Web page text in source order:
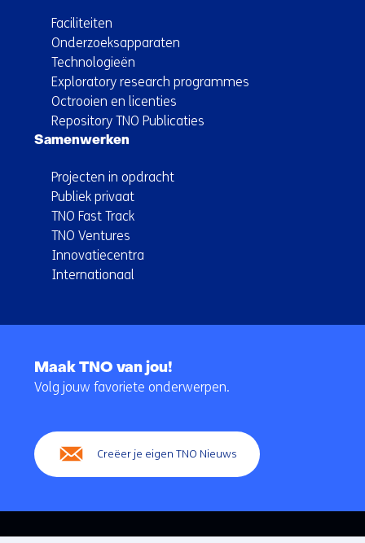
Faciliteiten
Onderzoeksapparaten
Technologieën
Exploratory research programmes
Octrooien en licenties
Repository TNO Publicaties
Samenwerken
Projecten in opdracht
Publiek privaat
TNO Fast Track
TNO Ventures
Innovatiecentra
Internationaal
navigatie
Maak TNO van jou!
Volg jouw favoriete onderwerpen.
Creëer je eigen TNO Nieuws